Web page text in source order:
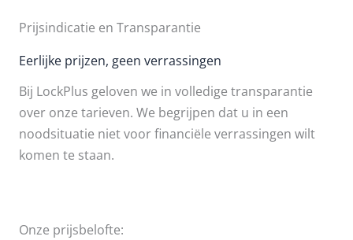
Prijsindicatie en Transparantie
Eerlijke prijzen, geen verrassingen
Bij LockPlus geloven we in volledige transparantie
over onze tarieven. We begrijpen dat u in een
noodsituatie niet voor financiële verrassingen wilt
komen te staan.
Onze prijsbelofte: